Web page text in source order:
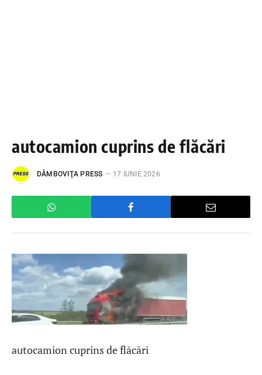
autocamion cuprins de flăcări
DÂMBOVIŢA PRESS 17 IUNIE 2026
autocamion cuprins de flăcări